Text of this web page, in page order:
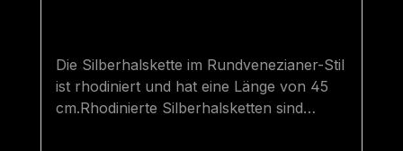
Die Silberhalskette im Rundvenezianer-Stil
ist rhodiniert und hat eine Länge von 45
cm.Rhodinierte Silberhalsketten sind